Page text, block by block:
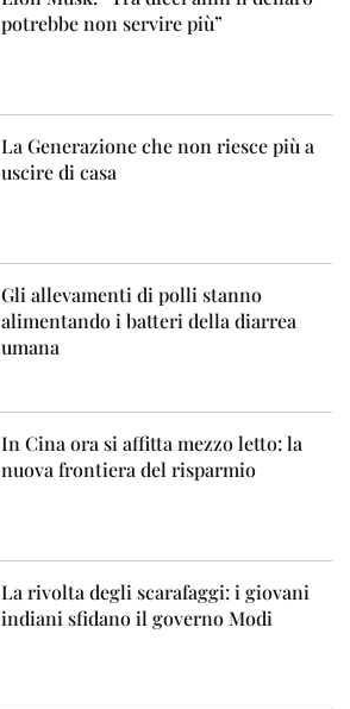
potrebbe non servire più”
La Generazione che non riesce più a
uscire di casa
Gli allevamenti di polli stanno
alimentando i batteri della diarrea
umana
In Cina ora si affitta mezzo letto: la
nuova frontiera del risparmio
La rivolta degli scarafaggi: i giovani
indiani sfidano il governo Modi